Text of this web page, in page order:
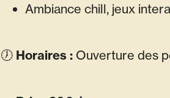
Ambiance chill, jeux
🕖 Horaires : Ouverture des